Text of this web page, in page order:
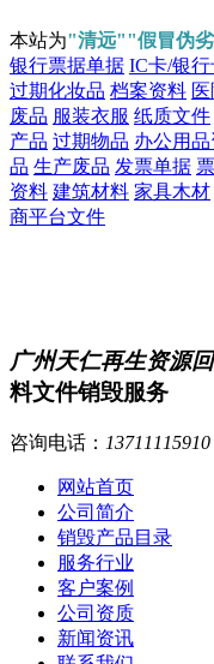
本站为"清远""假冒伪
银行票据单据 IC卡/银行
过期化妆品 档案资料
废品 服装衣服 纸质文件
产品 过期物品 办公用
品 生产废品 发票单据
资料 建筑材料 家具木材
商平台文件
广州天仁再生资源
料文件销毁服务
咨询电话： 13711115910
网站首页
公司简介
销毁产品目录
服务行业
客户案例
公司资质
新闻资讯